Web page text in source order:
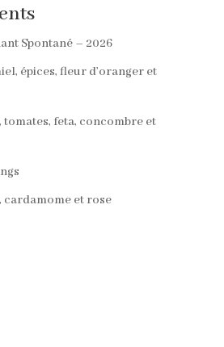
Spontané – 2026
épices, fleur d’oranger et
feta, concombre et
cardamome et rose